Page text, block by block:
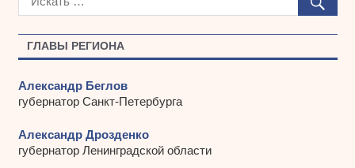
ГЛАВЫ РЕГИОНА
Александр Беглов
губернатор Санкт-Петербурга
Александр Дрозденко
губернатор Ленинградской области
ы